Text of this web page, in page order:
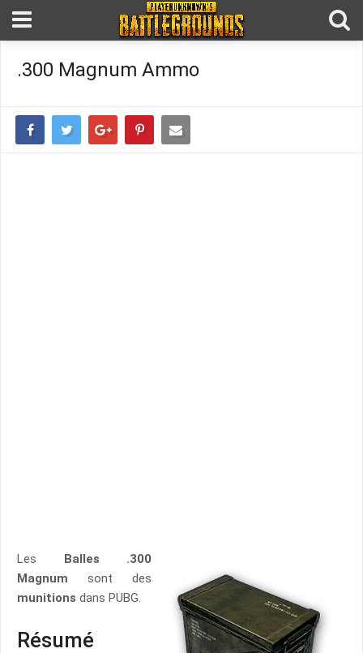
.300 Magnum Ammo
Les Balles .300
Magnum sont des
munitions dans PUBG.
Résumé